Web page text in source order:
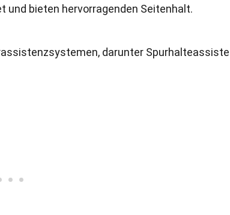
und bieten hervorragenden Seitenhalt.
darunter